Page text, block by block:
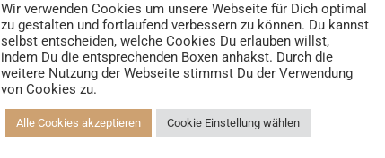
Meditationsleiter*in | 50h & Achtsamkeitstrainer*in
Yoga Alignmenttrainer*in | 40h
Yoga Hilfsmitteltrainer*in Ausbildung | 10 h
Wir verwenden Cookies um unsere Webseite für Dich optimal
zu gestalten und fortlaufend verbessern zu können. Du kannst
selbst entscheiden, welche Cookies Du erlauben willst,
indem Du die entsprechenden Boxen anhakst. Durch die
weitere Nutzung der Webseite stimmst Du der Verwendung
von Cookies zu.
Alle Cookies akzeptieren Cookie Einstellung wählen